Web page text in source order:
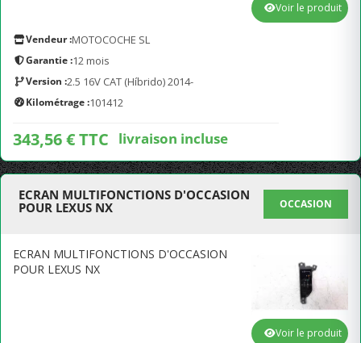
Vendeur :MOTOCOCHE SL
Garantie :12 mois
Version :2.5 16V CAT (Híbrido) 2014-
Kilométrage :101412
343,56 € TTC livraison incluse
Voir le produit
ECRAN MULTIFONCTIONS D'OCCASION
POUR LEXUS NX
OCCASION
ECRAN MULTIFONCTIONS D'OCCASION
POUR LEXUS NX
Voir le produit